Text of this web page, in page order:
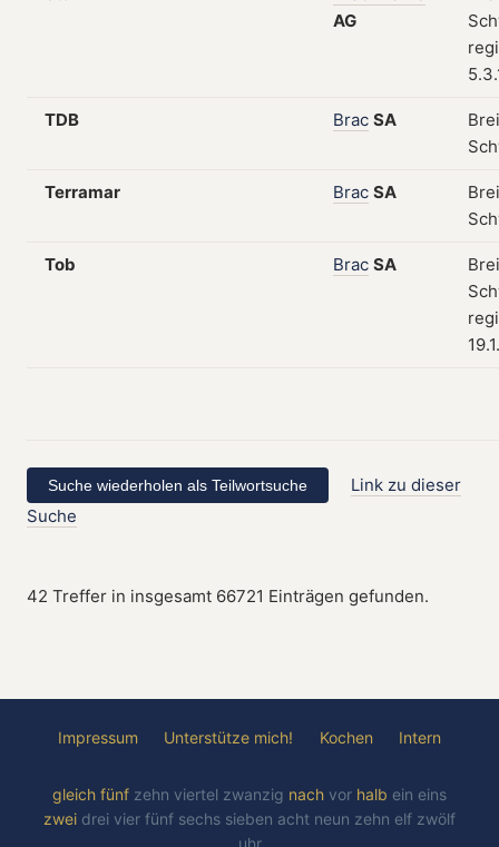
AG
TDB Brac SA
Terramar Brac SA
Tob Brac SA
Link zu dieser
Suche
42 Treffer in insgesamt 66721 Einträgen gefunden.
Impressum Unterstütze mich! Kochen Intern
gleich fünf zehn viertel zwanzig nach vor halb ein eins
zwei drei vier fünf sechs sieben acht neun zehn elf zwölf
uhr